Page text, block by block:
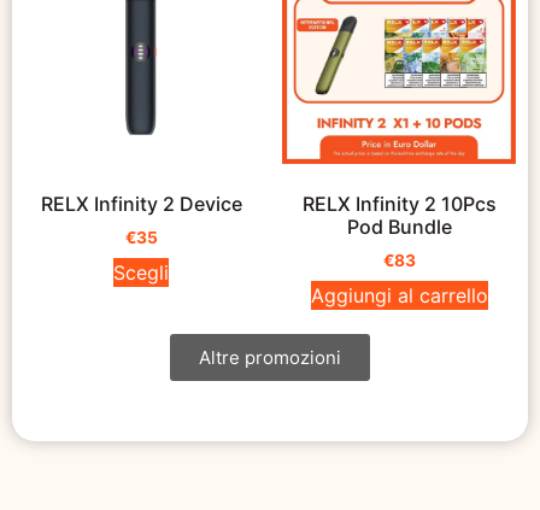
RELX Infinity 2 Device
€35
Scegli
RELX Infinity 2 10Pcs
Pod Bundle
€83
Aggiungi al carrello
Altre promozioni